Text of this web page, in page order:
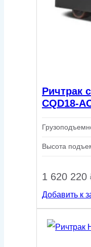
Ричтрак
CQD18-
Высота
1 620 220
Добавить к